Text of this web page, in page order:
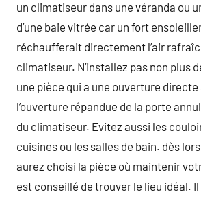
un climatiseur dans une véranda ou
d’une baie vitrée car un fort
réchaufferait directement l’air
climatiseur. N’installez pas non plus
une pièce qui a une ouverture directe
l’ouverture répandue de la porte
du climatiseur. Evitez aussi les
cuisines ou les salles de bain. dès
aurez choisi la pièce où maintenir
est conseillé de trouver le lieu idéal.